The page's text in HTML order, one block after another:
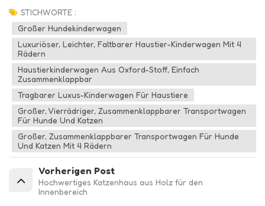
STICHWORTE :
Großer Hundekinderwagen
Luxuriöser, Leichter, Faltbarer Haustier-Kinderwagen Mit 4
Rädern
Haustierkinderwagen Aus Oxford-Stoff, Einfach
Zusammenklappbar
Tragbarer Luxus-Kinderwagen Für Haustiere
Großer, Vierrädriger, Zusammenklappbarer Transportwagen
Für Hunde Und Katzen
Großer, Zusammenklappbarer Transportwagen Für Hunde
Und Katzen Mit 4 Rädern
Vorherigen Post
Hochwertiges Katzenhaus aus Holz für den
Innenbereich